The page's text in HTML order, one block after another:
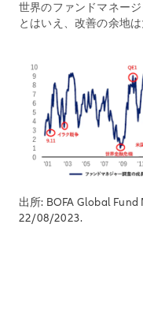
世界のファンドマネー
とはいえ、改善の余地
出所: BOFA Global
22/08/2023.